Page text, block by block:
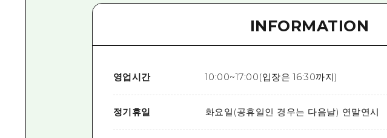
INFORMATION
영업시간 10:00~17:00(입장은 16:30까지)
정기휴일 화요일(공휴일인 경우는 다음날) 연말연시